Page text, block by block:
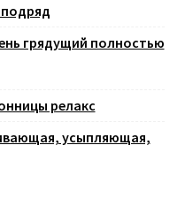
подряд
грядущий полностью
релакс
усыпляющая,